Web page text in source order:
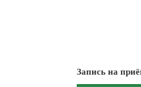
Запись на